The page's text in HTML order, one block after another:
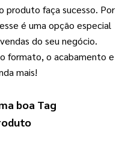
produto faça sucesso. Por
é uma opção especial
do seu negócio.
formato, o acabamento e
mais!
boa Tag